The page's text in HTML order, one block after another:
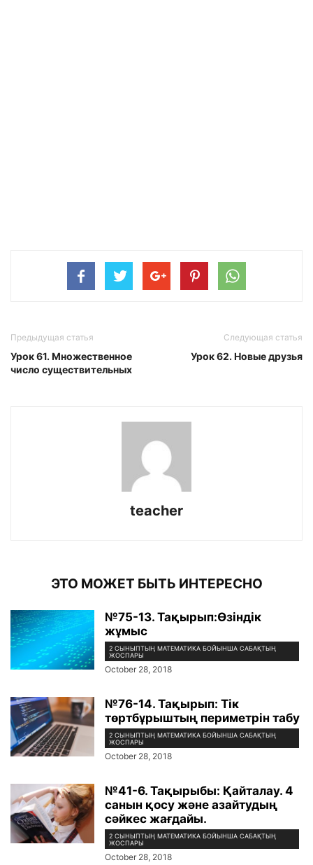
Предыдущая статья
Урок 61. Множественное
число существительных
Следующая статья
Урок 62. Новые друзья
teacher
ЭТО МОЖЕТ БЫТЬ ИНТЕРЕСНО
№75-13. Тақырып:Өзіндік
жұмыс
2 СЫНЫПТЫҢ МАТЕМАТИКА БОЙЫНША САБАҚТЫҢ
ЖОСПАРЫ
October 28, 2018
№76-14. Тақырып: Тік
төртбұрыштың периметрін табу
2 СЫНЫПТЫҢ МАТЕМАТИКА БОЙЫНША САБАҚТЫҢ
ЖОСПАРЫ
October 28, 2018
№41-6. Тақырыбы: Қайталау. 4
санын қосу және азайтудың
сәйкес жағдайы.
2 СЫНЫПТЫҢ МАТЕМАТИКА БОЙЫНША САБАҚТЫҢ
ЖОСПАРЫ
October 28, 2018